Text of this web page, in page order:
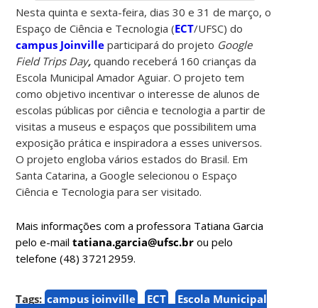
Nesta quinta e sexta-feira, dias 30 e 31 de março, o
Espaço de Ciência e Tecnologia (ECT/UFSC) do
campus Joinville participará do projeto Google
Field Trips Day,quando receberá 160 crianças da
Escola Municipal Amador Aguiar. O projeto tem
como objetivo incentivar o interesse de alunos de
escolas públicas por ciência e tecnologia a partir de
visitas a museus e espaços que possibilitem uma
exposição prática e inspiradora a esses universos.
O projeto engloba vários estados do Brasil. Em
Santa Catarina, a Google selecionou o Espaço
Ciência e Tecnologia para ser visitado.
Mais informações com a professora Tatiana Garcia
pelo e-mailtatiana.garcia@ufsc.br ou pelo
telefone (48) 37212959.
Tags: campus joinville ECT
Escola Municipal